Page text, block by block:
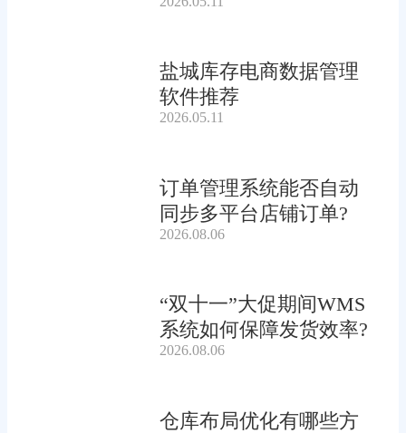
盐城库存电商数据管理
软件推荐
2026.05.11
订单管理系统能否自动
同步多平台店铺订单?
2026.08.06
“双十一”大促期间WMS
系统如何保障发货效率?
2026.08.06
仓库布局优化有哪些方